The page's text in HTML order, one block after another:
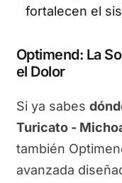
fortalecen el
Optimend: La
el Dolor
Si ya sabes
Turicato -
también
avanzada